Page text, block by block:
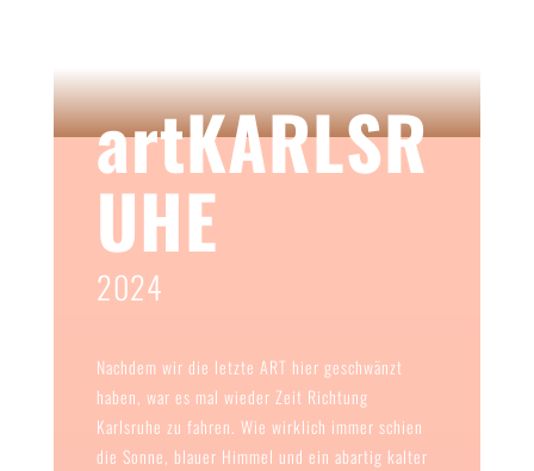
artKARLSR
UHE
2024
Nachdem wir die letzte ART hier geschwänzt
haben, war es mal wieder Zeit Richtung
Karlsruhe zu fahren. Wie wirklich immer schien
die Sonne, blauer Himmel und ein abartig kalter